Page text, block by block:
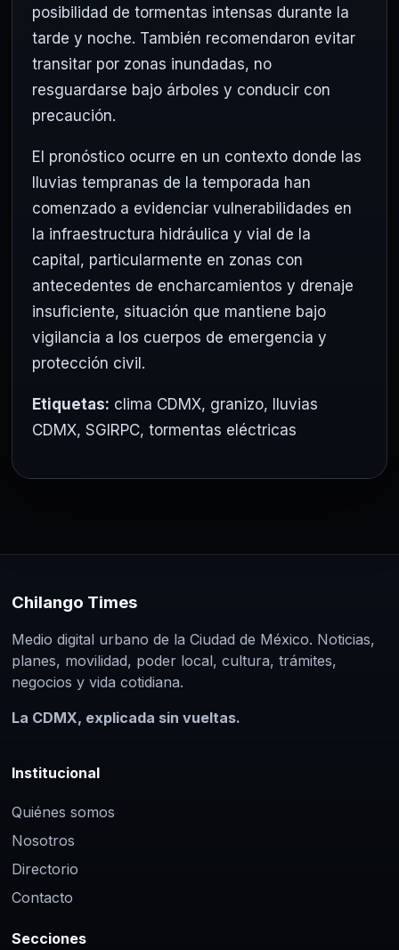
posibilidad de tormentas intensas durante la
tarde y noche. También recomendaron evitar
transitar por zonas inundadas, no
resguardarse bajo árboles y conducir con
precaución.
El pronóstico ocurre en un contexto donde las
lluvias tempranas de la temporada han
comenzado a evidenciar vulnerabilidades en
la infraestructura hidráulica y vial de la
capital, particularmente en zonas con
antecedentes de encharcamientos y drenaje
insuficiente, situación que mantiene bajo
vigilancia a los cuerpos de emergencia y
protección civil.
Etiquetas: clima CDMX, granizo, lluvias
CDMX, SGIRPC, tormentas eléctricas
Chilango Times
Medio digital urbano de la Ciudad de México. Noticias,
planes, movilidad, poder local, cultura, trámites,
negocios y vida cotidiana.
La CDMX, explicada sin vueltas.
Institucional
Quiénes somos
Nosotros
Directorio
Contacto
Secciones